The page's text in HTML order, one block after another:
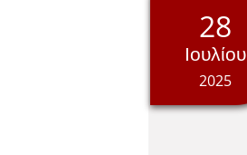
28
Ιουλίου
2025